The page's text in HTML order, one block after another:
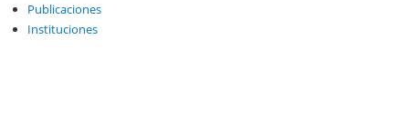
Publicaciones
Instituciones